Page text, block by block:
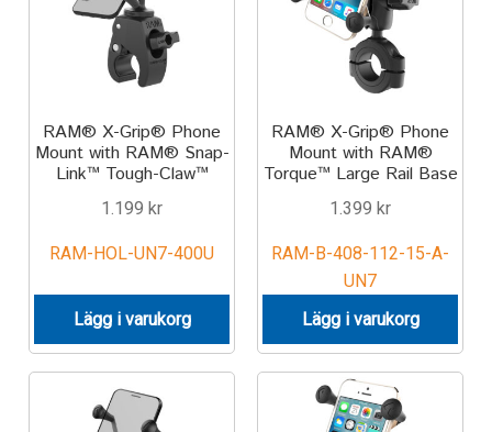
ATV
Bicycle
Car
Dirt Bike
Forklift
FORDONSTYP
RAM® X-Grip® Phone
Mount with RAM® Snap-
Link™ Tough-Claw™
1.199 kr
RAM-HOL-UN7-400U
Lägg i varukorg
RAM® X-Grip® Phone
Mount with RAM®
Torque™ Large Rail Base
1.399 kr
RAM-B-408-112-15-A-
UN7
Lägg i varukorg